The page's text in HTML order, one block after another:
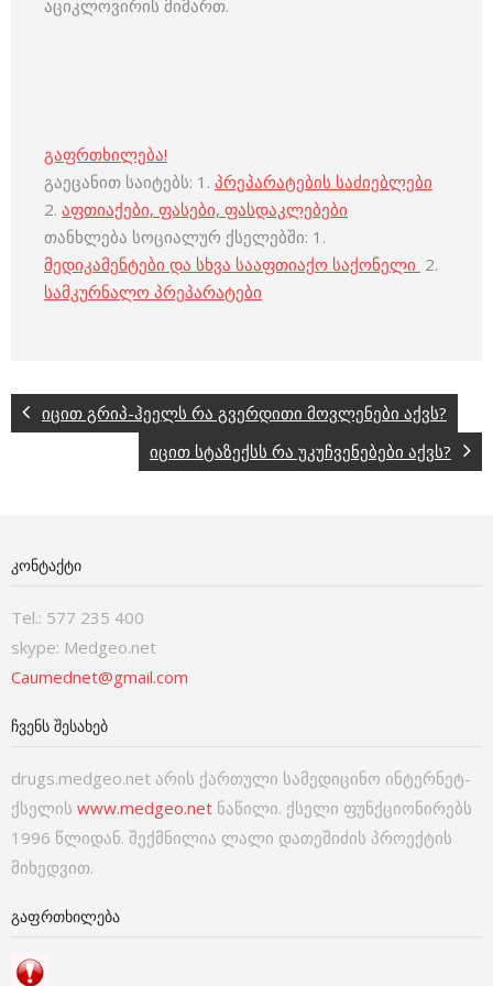
აციკლოვირის მიმართ.
გაფრთხილება!
გაეცანით საიტებს: 1. პრეპარატების საძიებლები
2. აფთიაქები, ფასები, ფასდაკლებები
თანხლება სოციალურ ქსელებში: 1.
მედიკამენტები და სხვა სააფთიაქო საქონელი 2.
სამკურნალო პრეპარატები
იცით გრიპ-ჰეელს რა გვერდითი მოვლენები აქვს?
იცით სტაზექსს რა უკუჩვენებები აქვს?
ᲙᲝᲜᲢᲐᲥᲢᲘ
Tel.: 577 235 400
skype: Medgeo.net
Caumednet@gmail.com
ᲩᲕᲔᲜᲡ ᲨᲔᲡᲐᲮᲔᲑ
drugs.medgeo.net არის ქართული სამედიცინო ინტერნეტ-
ქსელის www.medgeo.net ნაწილი. ქსელი ფუნქციონირებს
1996 წლიდან. შექმნილია ლალი დათეშიძის პროექტის
მიხედვით.
ᲒᲐᲤᲠᲗᲮᲘᲚᲔᲑᲐ